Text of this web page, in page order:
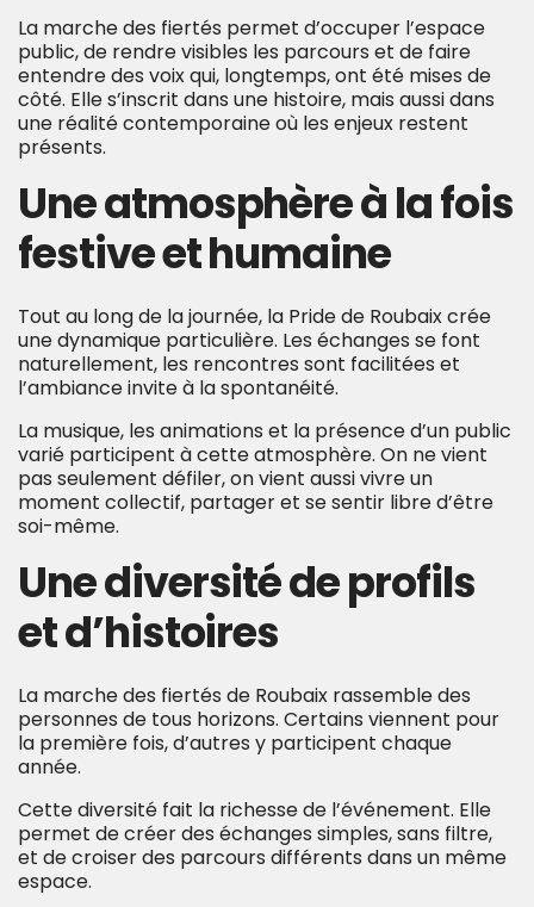
La marche des fiertés permet d’occuper l’espace
public, de rendre visibles les parcours et de faire
entendre des voix qui, longtemps, ont été mises de
côté. Elle s’inscrit dans une histoire, mais aussi dans
une réalité contemporaine où les enjeux restent
présents.
Une atmosphère à la fois
festive et humaine
Tout au long de la journée, la Pride de Roubaix crée
une dynamique particulière. Les échanges se font
naturellement, les rencontres sont facilitées et
l’ambiance invite à la spontanéité.
La musique, les animations et la présence d’un public
varié participent à cette atmosphère. On ne vient
pas seulement défiler, on vient aussi vivre un
moment collectif, partager et se sentir libre d’être
soi-même.
Une diversité de profils
et d’histoires
La marche des fiertés de Roubaix rassemble des
personnes de tous horizons. Certains viennent pour
la première fois, d’autres y participent chaque
année.
Cette diversité fait la richesse de l’événement. Elle
permet de créer des échanges simples, sans filtre,
et de croiser des parcours différents dans un même
espace.